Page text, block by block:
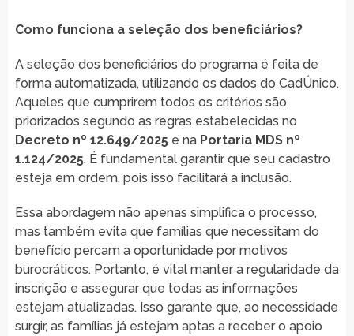
Como funciona a seleção dos beneficiários?
A seleção dos beneficiários do programa é feita de
forma automatizada, utilizando os dados do CadÚnico.
Aqueles que cumprirem todos os critérios são
priorizados segundo as regras estabelecidas no
Decreto nº 12.649/2025e na Portaria MDS nº
1.124/2025. É fundamental garantir que seu cadastro
esteja em ordem, pois isso facilitará a inclusão.
Essa abordagem não apenas simplifica o processo,
mas também evita que famílias que necessitam do
benefício percam a oportunidade por motivos
burocráticos. Portanto, é vital manter a regularidade da
inscrição e assegurar que todas as informações
estejam atualizadas. Isso garante que, ao necessidade
surgir, as famílias já estejam aptas a receber o apoio